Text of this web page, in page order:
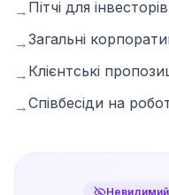
→ Пітчі для інвесторів
→Загальні
→ Клієнтські
→Співбесіди на